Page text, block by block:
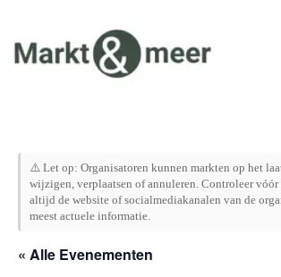
inhoud
⚠️ Let op: Organisatoren kunnen markten op het
wijzigen, verplaatsen of annuleren. Controleer vóór
altijd de website of socialmediakanalen van de
meest actuele informatie.
« Alle Evenementen